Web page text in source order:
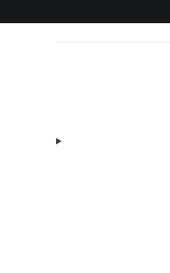
springen